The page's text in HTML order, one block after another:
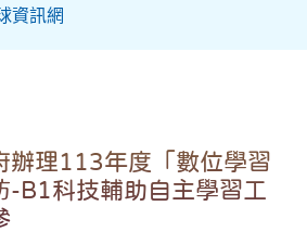
辦理113年度「數位學習
-B1科技輔助自主學習工